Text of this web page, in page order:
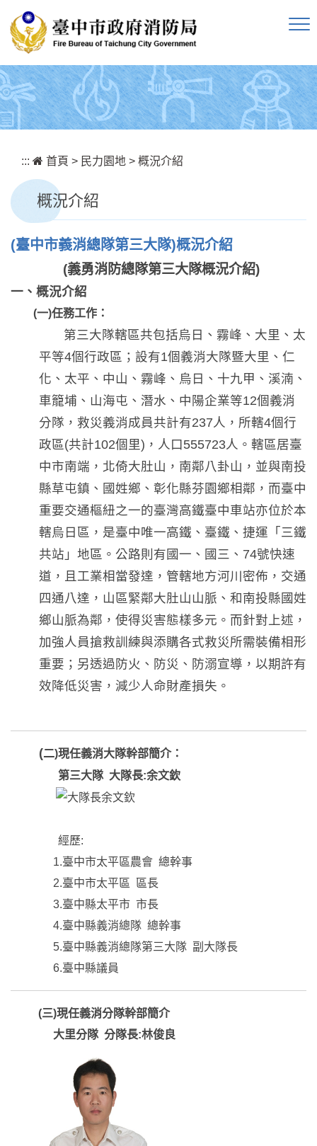
::: 首頁 > 民力園地 > 概況介紹
概況介紹
(臺中市義消總隊第三大隊)概況介紹
(義勇消防總隊第三大隊概況介紹)
一、概況介紹
(一)任務工作：
第三大隊轄區共包括烏日、霧峰、大里、太
平等4個行政區；設有1個義消大隊暨大里、仁
化、太平、中山、霧峰、烏日、十九甲、溪湳、
車籠埔、山海屯、潛水、中陽企業等12個義消
分隊，救災義消成員共計有237人，所轄4個行
政區(共計102個里)，人口555723人。轄區居臺
中市南端，北倚大肚山，南鄰八卦山，並與南投
縣草屯鎮、國姓鄉、彰化縣芬園鄉相鄰，而臺中
重要交通樞紐之一的臺灣高鐵臺中車站亦位於本
轄烏日區，是臺中唯一高鐵、臺鐵、捷運「三鐵
共站」地區。公路則有國一、國三、74號快速
道，且工業相當發達，管轄地方河川密佈，交通
四通八達，山區緊鄰大肚山山脈、和南投縣國姓
鄉山脈為鄰，使得災害態樣多元。而針對上述，
加強人員搶救訓練與添購各式救災所需裝備相形
重要；另透過防火、防災、防溺宣導，以期許有
效降低災害，減少人命財產損失。
(二)現任義消大隊幹部簡介：
第三大隊 大隊長:余文欽
經歷:
1.臺中市太平區農會 總幹事
2.臺中市太平區 區長
3.臺中縣太平市 市長
4.臺中縣義消總隊 總幹事
5.臺中縣義消總隊第三大隊 副大隊長
6.臺中縣議員
(三)現任義消分隊幹部簡介
大里分隊 分隊長:林俊良